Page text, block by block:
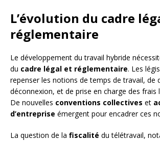
L’évolution du cadre
réglementaire
Le développement du travail hybride
du cadre légal et réglementaire. Les
repenser les notions de temps de travail, de
déconnexion, et de prise en charge des frais
De nouvelles conventions collectives et
d’entreprise émergent pour encadrer ces
La question de la fiscalité du télétravail,